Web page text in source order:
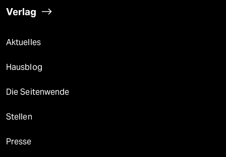
Verlag
Aktuelles
Hausblog
Die Seitenwende
Stellen
Presse